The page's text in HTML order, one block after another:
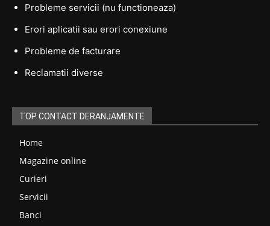
Probleme servicii (nu functioneaza)
Erori aplicatii sau erori conexiune
Probleme de facturare
Reclamatii diverse
TOP CONTACT DERANJAMENTE
Home
Magazine online
Curieri
Servicii
Banci